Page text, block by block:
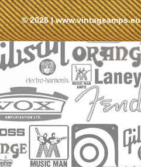
© 2026 |www.vintageamps.eu